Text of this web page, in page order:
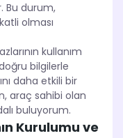
Bu durum,
olması
kullanım
bilgilerle
daha etkili bir
araç sahibi olan
buluyorum.
Kurulumu ve